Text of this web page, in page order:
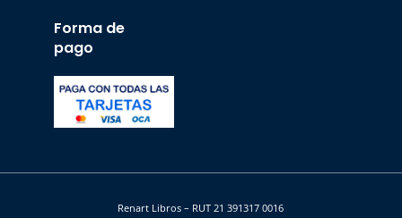
Forma de
pago
Renart Libros – RUT 21 391317 0016